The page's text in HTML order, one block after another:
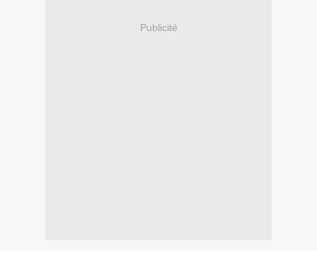
Publicité